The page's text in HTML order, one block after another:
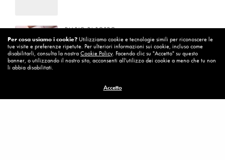
DIARIO DI BORDO
La vita vince sempre
8 Ottobre 2018
Per cambiare ci vuole coraggio
8 Ottobre 2018
Per cosa usiamo i cookie? Utilizziamo cookie e tecnologie simili per riconoscere le
tue visite e preferenze ripetute. Per ulteriori informazioni sui cookie, incluso come
disabilitarli, consulta la nostraCookie Policy. Facendo clic su "Accetto" su questo
banner, o utilizzando il nostro sito, acconsenti all'utilizzo dei cookie a meno che tu non
li abbia disabilitati.
Accetto